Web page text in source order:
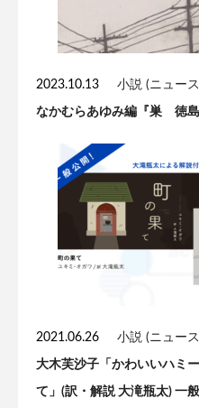
2023.10.13 小説 (ニュー
なかむらあゆみ編『巣 徳島
2021.06.26 小説 (ニュー
大木芙沙子「かわいいハミ
て」(訳・解説 大滝瓶太) 一